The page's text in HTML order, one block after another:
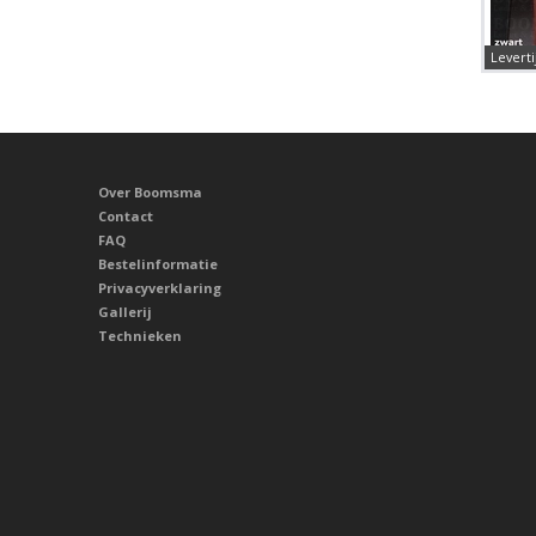
Over Boomsma
Contact
FAQ
Bestelinformatie
Privacyverklaring
Gallerij
Technieken